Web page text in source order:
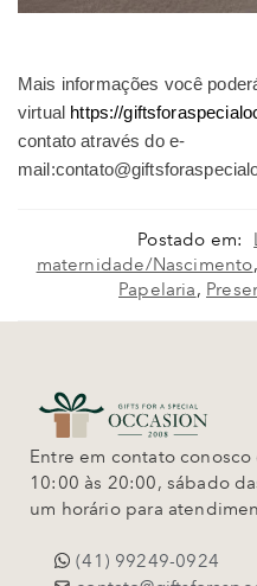
Mais informações você
virtual https://
contato através do e-
Postado em:
maternidade/Nascimento,
Papelaria,
Entre em contato
10:00 às 20:00, sábado
um horário para
(41) 99249-0924